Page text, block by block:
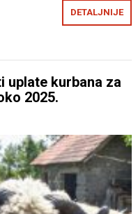
DETALJNIJE
uplate kurbana za
2025.